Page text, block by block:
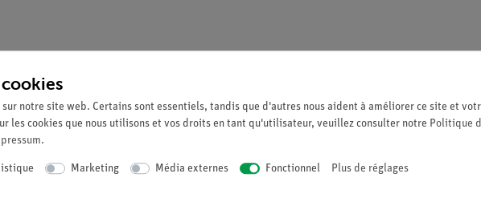
par l'anode de cuivre en fonction de l'angle de Bragg en utilisant un monocristal de
le monocristal de KBr comme analyseur.
caractéristiques du cuivre et comparez-les aux différences d'énergie des termes
sur
sur notre site web. Certains sont essentiels, tandis que d'autres nous aident à améliorer ce site et
les cookies que nous utilisons et vos droits en tant qu'utilisateur, veuillez consulter notre Politique
.
Marketing Média externes Fonctionnel Plus de réglages